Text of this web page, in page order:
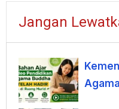
Jangan